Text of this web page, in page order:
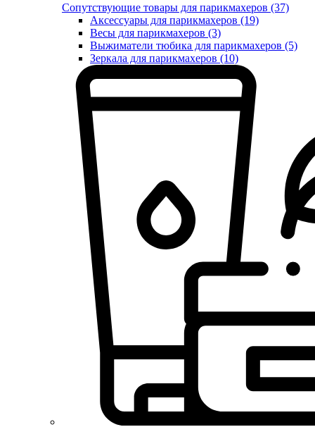
Сопутствующие товары для парикмахеров (37)
Аксессуары для парикмахеров (19)
Весы для парикмахеров (3)
Выжиматели тюбика для парикмахеров (5)
Зеркала для парикмахеров (10)